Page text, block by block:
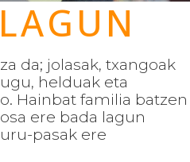
da; jolasak, txangoak
helduak eta
Hainbat familia batzen
ere bada lagun
pasak ere